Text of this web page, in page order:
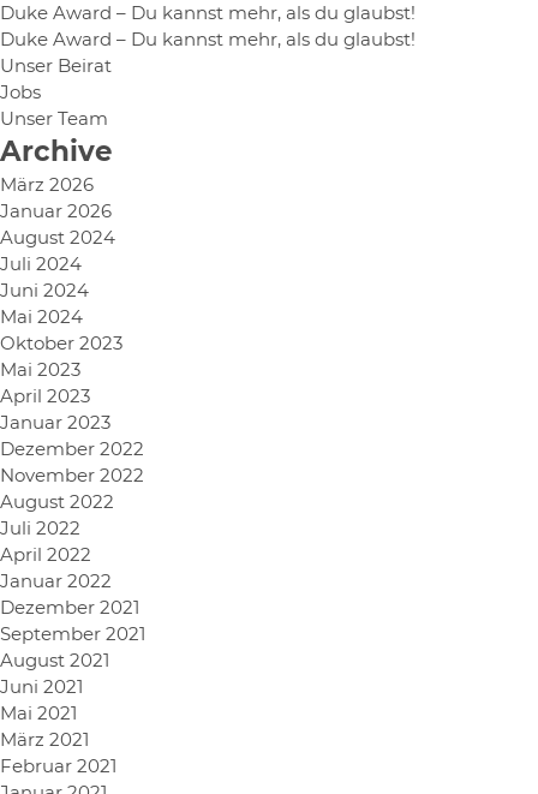
Duke Award – Du kannst mehr, als du glaubst!
Duke Award – Du kannst mehr, als du glaubst!
Unser Beirat
Jobs
Unser Team
Archive
März 2026
Januar 2026
August 2024
Juli 2024
Juni 2024
Mai 2024
Oktober 2023
Mai 2023
April 2023
Januar 2023
Dezember 2022
November 2022
August 2022
Juli 2022
April 2022
Januar 2022
Dezember 2021
September 2021
August 2021
Juni 2021
Mai 2021
März 2021
Februar 2021